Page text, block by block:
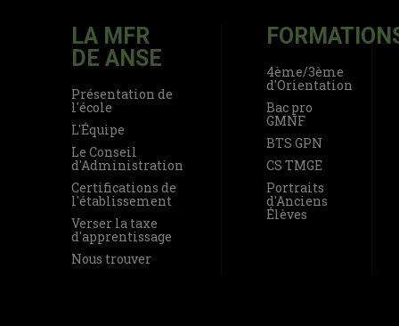
LA MFR
DE ANSE
Présentation de
l'école
L'Équipe
Le Conseil
d'Administration
Certifications de
l'établissement
Verser la taxe
d'apprentissage
Nous trouver
4ème/3ème
d'Orientation
Bac pro
GMNF
BTS GPN
CS TMGE
Portraits
d'Anciens
Élèves